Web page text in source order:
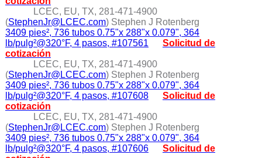
LCEC, EU, TX, 281-471-4900
(StephenJr@LCEC.com) Stephen J Rotenberg
3409 pies², 736 tubos 0.75"x 288"x 0.079", 364
lb/pulg²@320°F, 4 pasos, #107561
Solicitud de
cotización
LCEC, EU, TX, 281-471-4900
(StephenJr@LCEC.com) Stephen J Rotenberg
3409 pies², 736 tubos 0.75"x 288"x 0.079", 364
lb/pulg²@320°F, 4 pasos, #107608
Solicitud de
cotización
LCEC, EU, TX, 281-471-4900
(StephenJr@LCEC.com) Stephen J Rotenberg
3409 pies², 736 tubos 0.75"x 288"x 0.079", 364
lb/pulg²@320°F, 4 pasos, #107606
Solicitud de